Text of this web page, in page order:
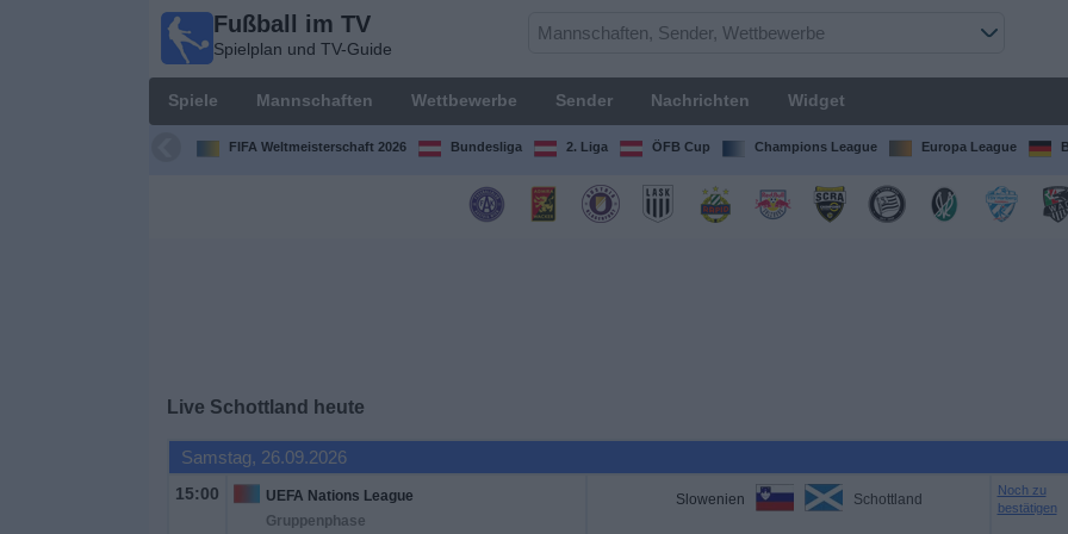
Fußball im TV
Spielplan und TV-Guide
Spiele Mannschaften Wettbewerbe Sender Nachrichten Widget
FIFA Weltmeisterschaft 2026 Bundesliga 2. Liga ÖFB Cup Champions League Europa League
Live Schottland heute
Samstag, 26.09.2026
15:00
UEFA Nations League
Gruppenphase
Slowenien Schottland
Noch zu
bestätigen